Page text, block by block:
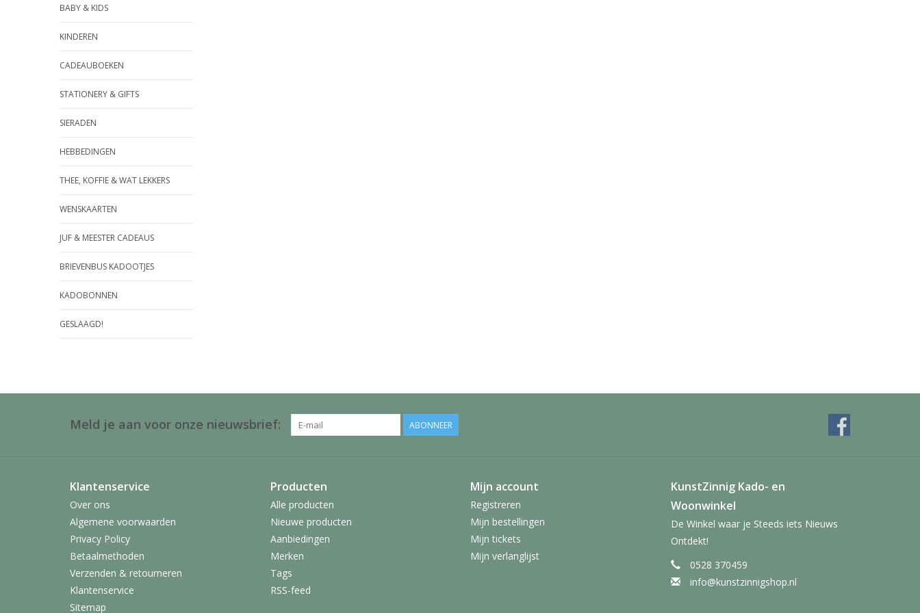
BABY & KIDS
KINDEREN
CADEAUBOEKEN
STATIONERY & GIFTS
SIERADEN
HEBBEDINGEN
THEE, KOFFIE & WAT LEKKERS
WENSKAARTEN
JUF & MEESTER CADEAUS
BRIEVENBUS KADOOTJES
KADOBONNEN
GESLAAGD!
Meld je aan voor onze nieuwsbrief: ABONNEER
Klantenservice
Over ons
Algemene voorwaarden
Privacy Policy
Betaalmethoden
Verzenden & retourneren
Klantenservice
Sitemap
Producten
Alle producten
Nieuwe producten
Aanbiedingen
Merken
Tags
RSS-feed
Mijn account
Registreren
Mijn bestellingen
Mijn tickets
Mijn verlanglijst
KunstZinnig Kado- en
Woonwinkel
De Winkel waar je Steeds iets Nieuws
Ontdekt!
0528 370459
info@kunstzinnigshop.nl